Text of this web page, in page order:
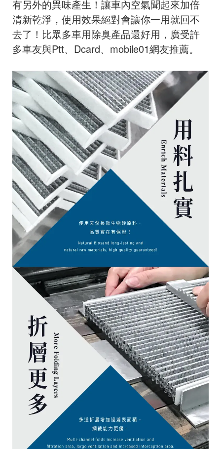
有另外的異味產生！讓車內空氣聞起來加倍
清新乾淨，使用效果絕對會讓你一用就回不
去了！比眾多車用除臭產品還好用，廣受許
多車友與Ptt、Dcard、mobile01網友推薦。